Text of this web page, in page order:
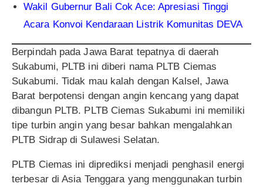
Wakil Gubernur Bali Cok Ace: Apresiasi Tinggi
Acara Konvoi Kendaraan Listrik Komunitas DEVA
Berpindah pada Jawa Barat tepatnya di daerah
Sukabumi, PLTB ini diberi nama PLTB Ciemas
Sukabumi. Tidak mau kalah dengan Kalsel, Jawa
Barat berpotensi dengan angin kencang yang dapat
dibangun PLTB. PLTB Ciemas Sukabumi ini memiliki
tipe turbin angin yang besar bahkan mengalahkan
PLTB Sidrap di Sulawesi Selatan.
PLTB Ciemas ini diprediksi menjadi penghasil energi
terbesar di Asia Tenggara yang menggunakan turbin